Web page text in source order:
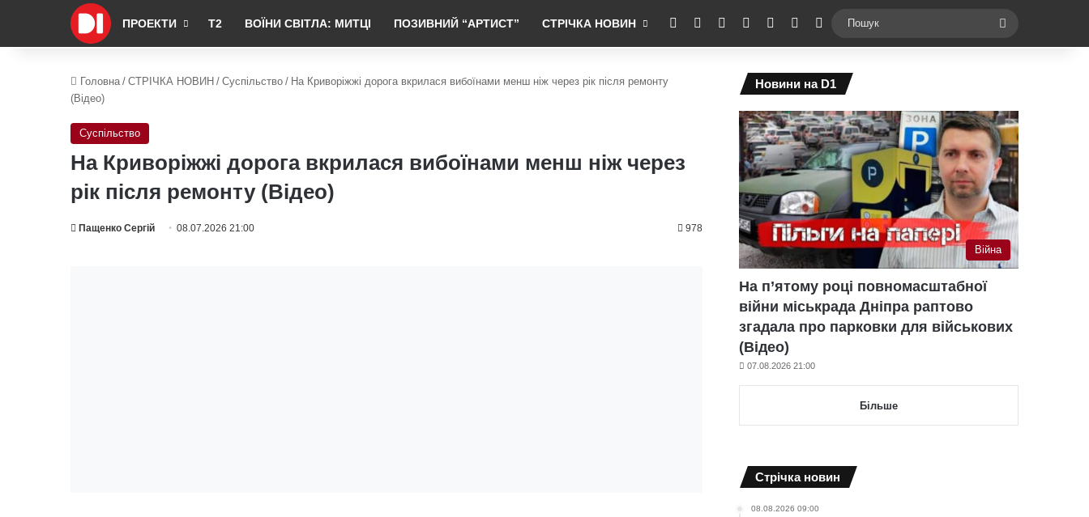
ПРОЕКТИ Т2 ВОЇНИ СВІТЛА: МИТЦІ ПОЗИВНИЙ “АРТИСТ” СТРІЧКА НОВИН RSS Facebook YouTubeInstagramTelegramSwitch skin
Головна / СТРІЧКА НОВИН / Суспільство / На Криворіжжі дорога вкрилася вибоїнами менш ніж через рік після ремонту
(Відео)
Суспільство
На Криворіжжі дорога вкрилася вибоїнами менш ніж через
рік після ремонту (Відео)
Пащенко Сергій 08.07.2026 21:00 978
Новини на D1
Війна
На п’ятому році повномасштабної
війни міськрада Дніпра раптово
згадала про парковки для військових
(Відео)
07.08.2026 21:00
Більше
Cтрічка новин
08.08.2026 09:00